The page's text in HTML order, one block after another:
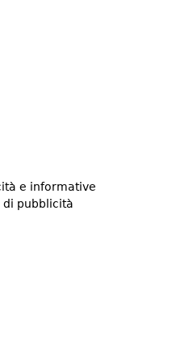
e informative
di pubblicità